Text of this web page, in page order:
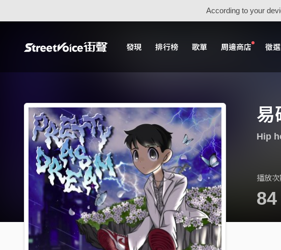
According to your
發現 排行榜 歌單 周邊商店 徵選
易
Hip
播放次
84